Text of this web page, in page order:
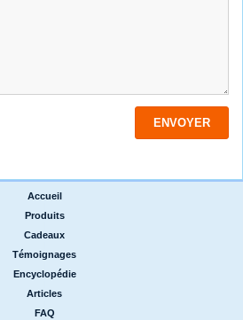
Accueil
Produits
Cadeaux
Témoignages
Encyclopédie
Articles
FAQ